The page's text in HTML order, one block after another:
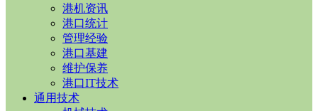
港机资讯
港口统计
管理经验
港口基建
维护保养
港口IT技术
通用技术